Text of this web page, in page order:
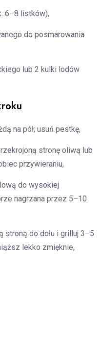
6–8 listków),
do posmarowania
lub 2 kulki lodów
na pół; usuń pestkę,
stronę oliwą lub
przywieraniu,
do wysokiej
nagrzana przez 5–10
stroną do dołu i grilluj 3–5
lekko zmięknie,